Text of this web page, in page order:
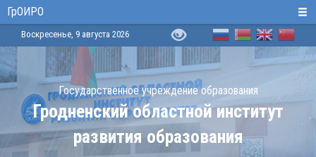
Воскресенье, 9 августа 2026
Государственное учреждение образования
Гродненский областной институт
развития образования
ГрОИРО